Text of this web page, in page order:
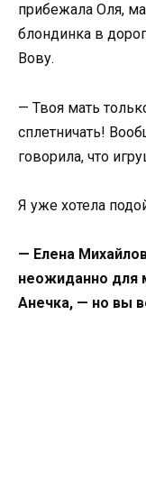
прибежала Оля,
блондинка в
Вову.
— Твоя мать
сплетничать!
говорила, что
Я уже хотела
— Елена
неожиданно для
Анечка, — но вы